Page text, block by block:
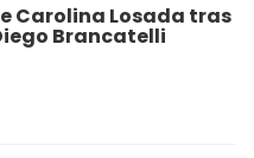
Carolina Losada tras
Brancatelli